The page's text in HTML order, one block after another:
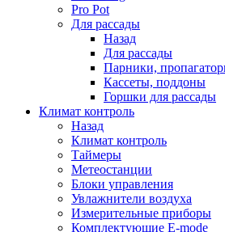
Pro Pot
Для рассады
Назад
Для рассады
Парники,
Кассеты, поддоны
Горшки для рассады
Климат контроль
Назад
Климат контроль
Таймеры
Метеостанции
Блоки управления
Увлажнители воздуха
Измерительные приборы
Комплектующие E-mode